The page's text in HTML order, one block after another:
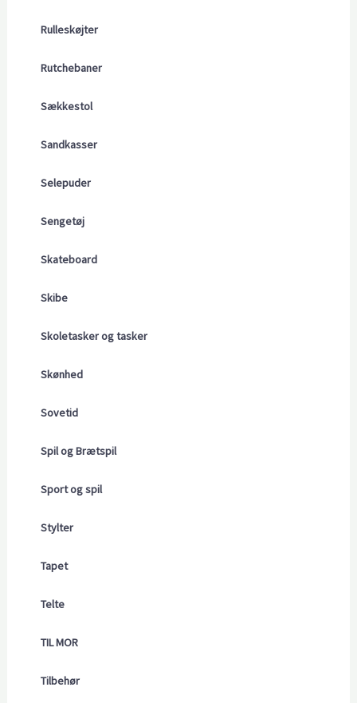
Rulleskøjter
Rutchebaner
Sækkestol
Sandkasser
Selepuder
Sengetøj
Skateboard
Skibe
Skoletasker og tasker
Skønhed
Sovetid
Spil og Brætspil
Sport og spil
Stylter
Tapet
Telte
TIL MOR
Tilbehør